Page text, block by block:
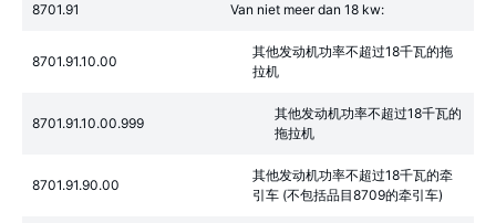
8701.91 Van niet meer dan 18 kw:
8701.91.10.00
其他发动机功率不超过18千瓦的拖
拉机
8701.91.10.00.999
其他发动机功率不超过18千瓦的
拖拉机
8701.91.90.00
其他发动机功率不超过18千瓦的牵
引车 (不包括品目8709的牵引车)